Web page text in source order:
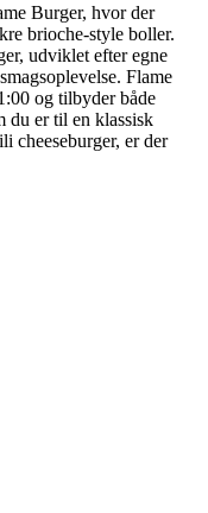
Burger, hvor der
brioche-style boller.
udviklet efter egne
Flame
og tilbyder både
du er til en klassisk
cheeseburger, er der